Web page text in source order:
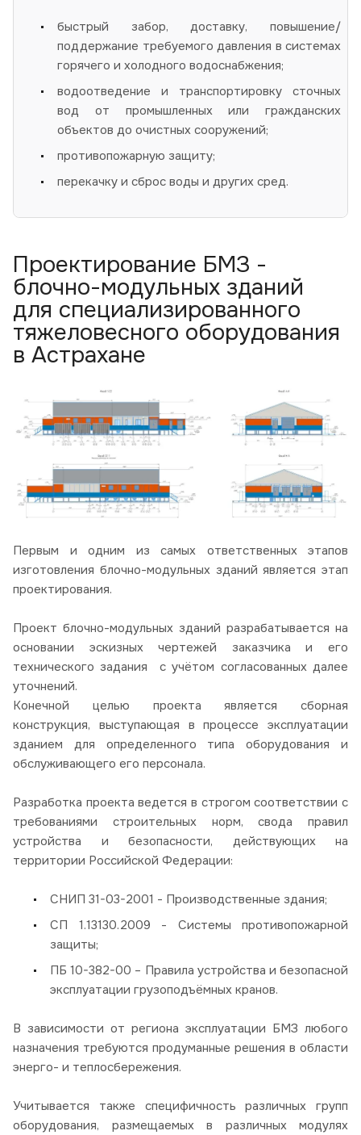
быстрый забор, доставку, повышение/
поддержание требуемого давления в системах
горячего и холодного водоснабжения;
водоотведение и транспортировку сточных
вод от промышленных или гражданских
объектов до очистных сооружений;
противопожарную защиту;
перекачку и сброс воды и других сред.
Проектирование БМЗ -
блочно-модульных зданий
для специализированного
тяжеловесного оборудования
в Астрахане
Первым и одним из самых ответственных этапов
изготовления блочно-модульных зданий является этап
проектирования.
Проект блочно-модульных зданий разрабатывается на
основании эскизных чертежей заказчика и его
технического задания с учётом согласованных далее
уточнений.
Конечной целью проекта является сборная
конструкция, выступающая в процессе эксплуатации
зданием для определенного типа оборудования и
обслуживающего его персонала.
Разработка проекта ведется в строгом соответствии с
требованиями строительных норм, свода правил
устройства и безопасности, действующих на
территории Российской Федерации:
СНИП 31-03-2001 - Производственные здания;
СП 1.13130.2009 - Системы противопожарной
защиты;
ПБ 10-382-00 – Правила устройства и безопасной
эксплуатации грузоподъёмных кранов.
В зависимости от региона эксплуатации БМЗ любого
назначения требуются продуманные решения в области
энерго- и теплосбережения.
Учитывается также специфичность различных групп
оборудования, размещаемых в различных модулях